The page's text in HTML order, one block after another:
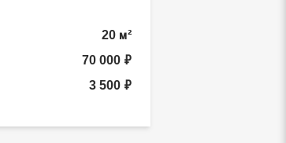
20 м²
70 000 ₽
3 500 ₽